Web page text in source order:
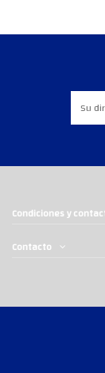
Condiciones y
Contacto